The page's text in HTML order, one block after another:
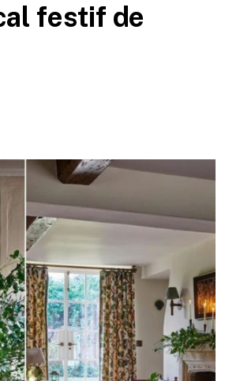
festif de